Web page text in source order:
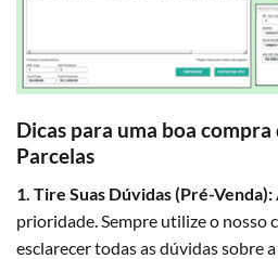
Dicas para uma boa
Parcelas
1. Tire Suas Dúvidas (Pré-Venda):
prioridade. Sempre utilize o nosso
esclarecer todas as dúvidas sobre